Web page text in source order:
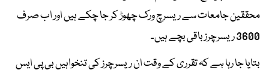
محققین جامعات سے ریسرچ ورک چھوڑ کر جا چکے ہیں اور اب صرف
3600 ریسرچرز باقی بچے ہیں۔
بتایا جا رہا ہے کہ تقرری کے وقت ان ریسرچرز کی تنخواہیں بی پی ایس